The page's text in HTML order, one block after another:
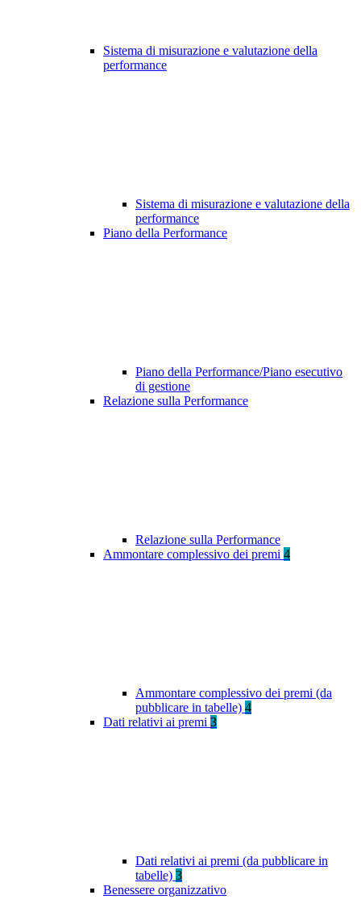
Sistema di misurazione e valutazione della
performance
Sistema di misurazione e valutazione della
performance
Piano della Performance
Piano della Performance/Piano esecutivo
di gestione
Relazione sulla Performance
Relazione sulla Performance
Ammontare complessivo dei premi 4
Ammontare complessivo dei premi (da
pubblicare in tabelle) 4
Dati relativi ai premi 3
Dati relativi ai premi (da pubblicare in
tabelle) 3
Benessere organizzativo